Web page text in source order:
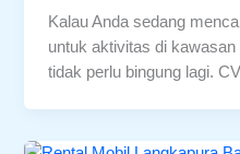
Kalau Anda sedang
untuk aktivitas di
tidak perlu bingung lagi.